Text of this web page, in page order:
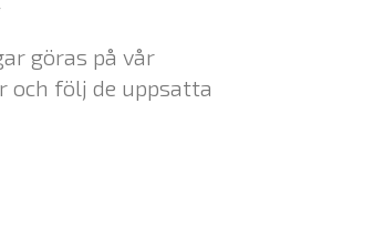
göras på vår
och följ de uppsatta